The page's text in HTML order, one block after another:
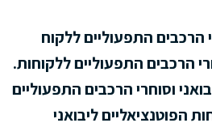
הרכבים התפעוליים ללקוח
הרכבים התפעוליים ללקוחות.
וסוחרי הרכבים התפעוליים
הפוטנציאליים ליבואני